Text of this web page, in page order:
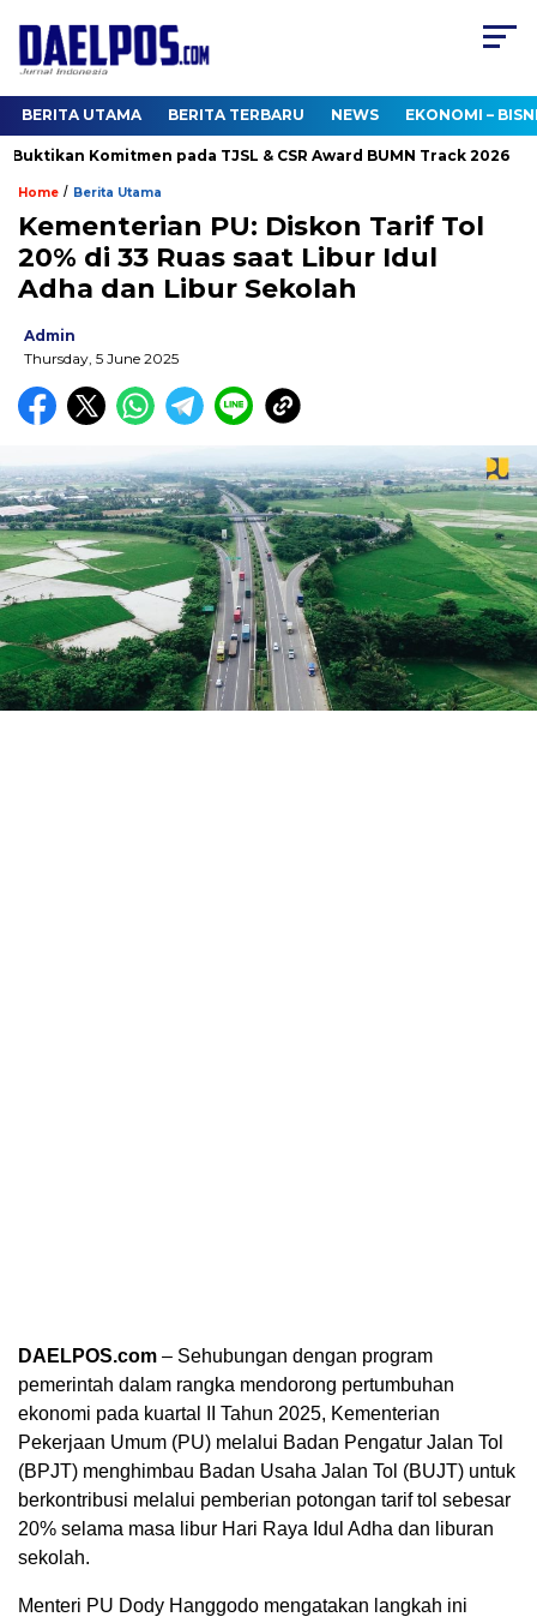
BERITA UTAMA BERITA TERBARU NEWS EKONOMI –
Komitmen pada TJSL & CSR Award BUMN Track 2026
Home / Berita Utama
Kementerian PU: Diskon Tarif Tol
20% di 33 Ruas saat Libur Idul
Adha dan Libur Sekolah
Admin
Thursday, 5 June 2025
DAELPOS.com – Sehubungan dengan program
pemerintah dalam rangka mendorong pertumbuhan
ekonomi pada kuartal II Tahun 2025, Kementerian
Pekerjaan Umum (PU) melalui Badan Pengatur Jalan Tol
(BPJT) menghimbau Badan Usaha Jalan Tol (BUJT) untuk
berkontribusi melalui pemberian potongan tarif tol sebesar
20% selama masa libur Hari Raya Idul Adha dan liburan
sekolah.
Menteri PU Dody Hanggodo mengatakan langkah ini